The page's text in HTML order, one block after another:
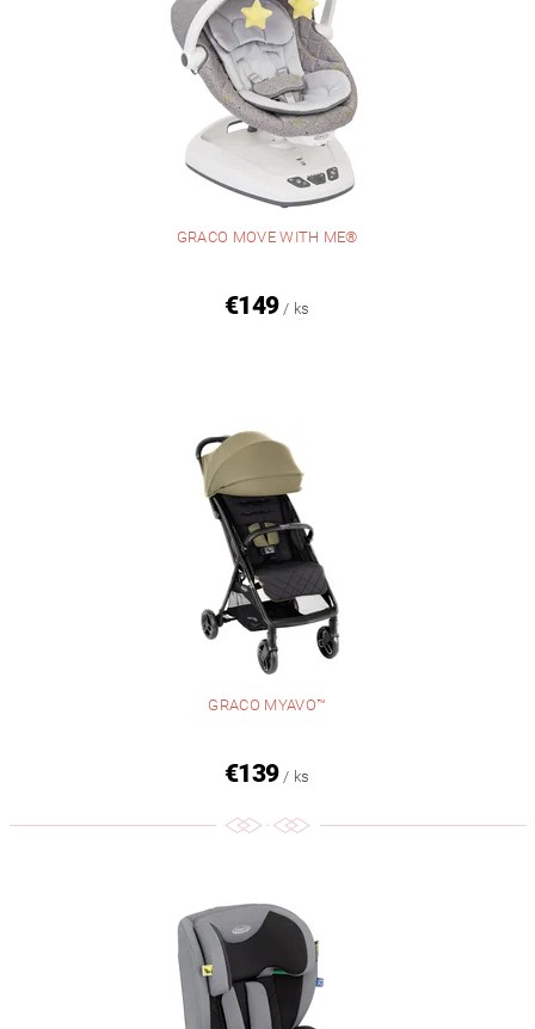
GRACO MOVE WITH ME®
€149 / ks
GRACO MYAVO™
€139 / ks